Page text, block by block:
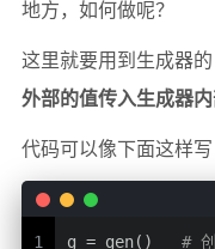
地方，如何做呢？
这里就要用到生成器的
外部的值传入生成器
代码可以像下面这样写
1
g = gen() #